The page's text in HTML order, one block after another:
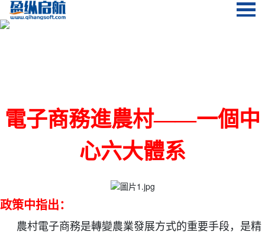
電子商務進農村——一個中
心六大體系
政策中指出：
農村電子商務是轉變農業發展方式的重要手段，是精